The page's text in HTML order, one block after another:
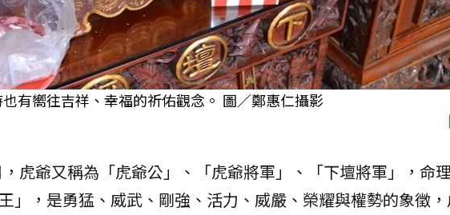
有嚮往吉祥、幸福的祈佑觀念。 圖／鄭惠仁攝影
虎爺又稱為「虎爺公」、「虎爺將軍」、「下壇將軍」，命
」，是勇猛、威武、剛強、活力、威嚴、榮耀與權勢的象徵